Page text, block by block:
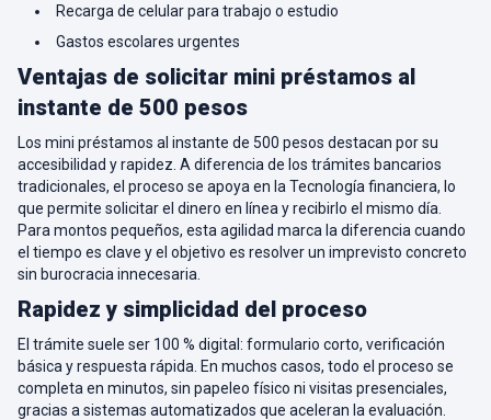
Recarga de celular para trabajo o estudio
Gastos escolares urgentes
Ventajas de solicitar mini préstamos al
instante de 500 pesos
Los mini préstamos al instante de 500 pesos destacan por su
accesibilidad y rapidez. A diferencia de los trámites bancarios
tradicionales, el proceso se apoya en la Tecnología financiera, lo
que permite solicitar el dinero en línea y recibirlo el mismo día.
Para montos pequeños, esta agilidad marca la diferencia cuando
el tiempo es clave y el objetivo es resolver un imprevisto concreto
sin burocracia innecesaria.
Rapidez y simplicidad del proceso
El trámite suele ser 100 % digital: formulario corto, verificación
básica y respuesta rápida. En muchos casos, todo el proceso se
completa en minutos, sin papeleo físico ni visitas presenciales,
gracias a sistemas automatizados que aceleran la evaluación.